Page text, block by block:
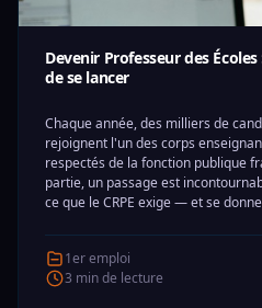
Devenir Professeur des
de se lancer
Chaque année, des milliers de
rejoignent l'un des corps
respectés de la fonction publique
partie, un passage est
ce que le CRPE exige — et se
1er emploi
3 min de lecture